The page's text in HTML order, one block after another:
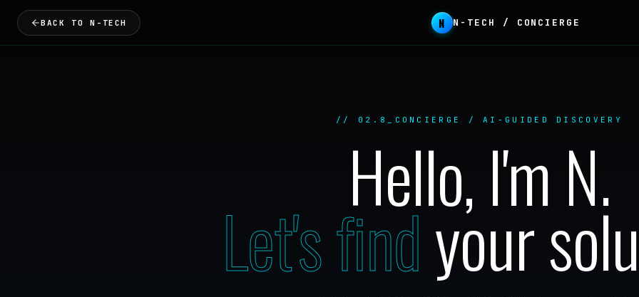
BACK TO N-TECH N N-TECH / CONCIERGE
// 02.8_CONCIERGE / AI-GUIDED DISCOVERY
Hello, I'm N.
Let's findyour